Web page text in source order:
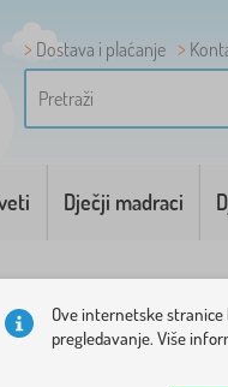
Dostava i plaćanje
Dječji madraci
Ove internetske
pregledavanje. Više